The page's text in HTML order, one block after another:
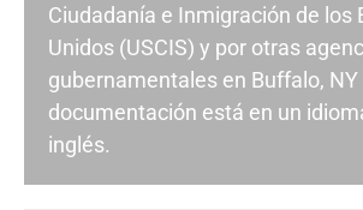
Ciudadanía e Inmigración de los
Unidos (USCIS) y por otras
gubernamentales en Buffalo, NY
documentación está en un
inglés.